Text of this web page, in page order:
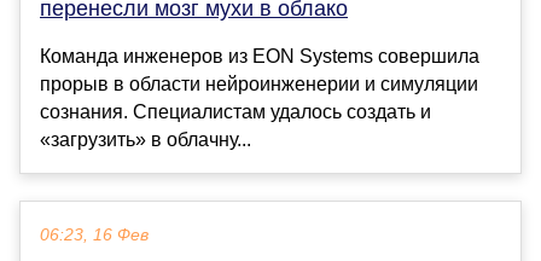
перенесли мозг мухи в облако
Команда инженеров из EON Systems совершила
прорыв в области нейроинженерии и симуляции
сознания. Специалистам удалось создать и
«загрузить» в облачну...
06:23, 16 Фев